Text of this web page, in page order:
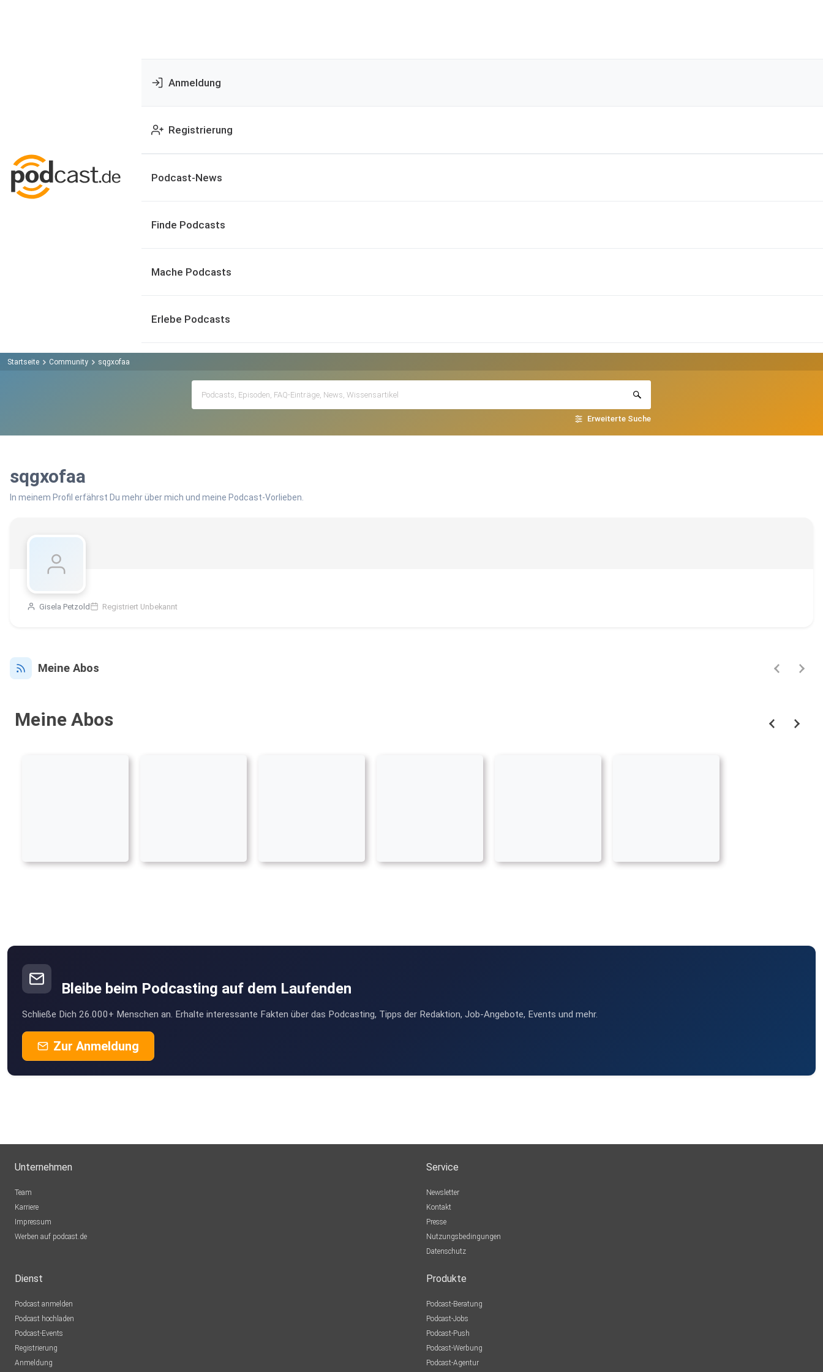
Anmeldung
Registrierung
Podcast-News
Finde Podcasts
Mache Podcasts
Erlebe Podcasts
Startseite Community sqgxofaa
Erweiterte Suche
sqgxofaa
In meinem Profil erfährst Du mehr über mich und meine Podcast-Vorlieben.
Gisela Petzold Registriert Unbekannt
Meine Abos
Meine Abos
Bleibe beim Podcasting auf dem Laufenden
Schließe Dich 26.000+ Menschen an. Erhalte interessante Fakten über das Podcasting, Tipps der Redaktion, Job-Angebote, Events und mehr.
Zur Anmeldung
Unternehmen
Team
Karriere
Impressum
Werben auf podcast.de
Service
Newsletter
Kontakt
Presse
Nutzungsbedingungen
Datenschutz
Dienst
Podcast anmelden
Podcast hochladen
Podcast-Events
Registrierung
Anmeldung
Produkte
Podcast-Beratung
Podcast-Jobs
Podcast-Push
Podcast-Werbung
Podcast-Agentur